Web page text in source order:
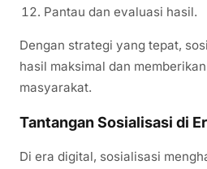
Pantau dan evaluasi hasil.
Dengan strategi yang tepat,
hasil maksimal dan
masyarakat.
Tantangan Sosialisasi di
Di era digital, sosialisasi